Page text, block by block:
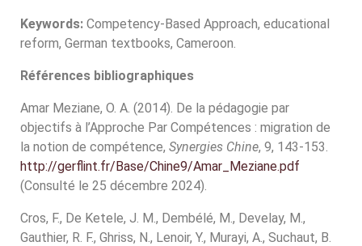
Keywords: Competency-Based Approach, educational
reform, German textbooks, Cameroon.
Références bibliographiques
Amar Meziane, O. A. (2014). De la pédagogie par
objectifs à l’Approche Par Compétences : migration de
la notion de compétence, Synergies Chine, 9, 143-153.
http://gerflint.fr/Base/Chine9/Amar_Meziane.pdf
(Consulté le 25 décembre 2024).
Cros, F., De Ketele, J. M., Dembélé, M., Develay, M.,
Gauthier, R. F., Ghriss, N., Lenoir, Y., Murayi, A., Suchaut, B.